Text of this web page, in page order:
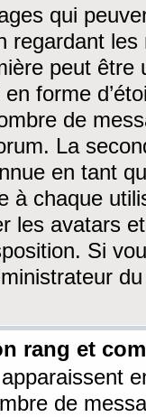
qui
regardant
peut être
forme
de
La
en tant
à chaque
les avatars
Si
rang et
de